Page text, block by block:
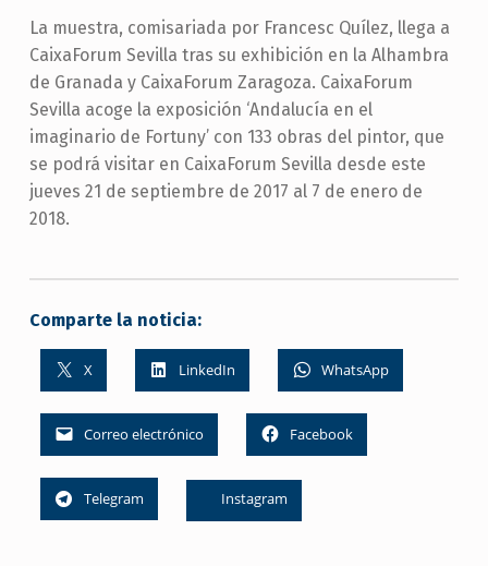
La muestra, comisariada por Francesc Quílez, llega a
CaixaForum Sevilla tras su exhibición en la Alhambra
de Granada y CaixaForum Zaragoza. CaixaForum
Sevilla acoge la exposición ‘Andalucía en el
imaginario de Fortuny’ con 133 obras del pintor, que
se podrá visitar en CaixaForum Sevilla desde este
jueves 21 de septiembre de 2017 al 7 de enero de
2018.
Comparte la noticia:
X LinkedIn WhatsApp
Correo electrónico Facebook
Telegram Instagram